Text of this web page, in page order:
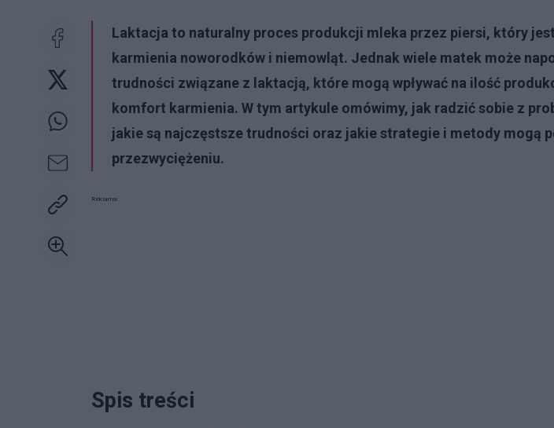
Laktacja to naturalny proces produkcji mleka przez piersi, który
karmienia noworodków i niemowląt. Jednak wiele matek może
trudności związane z laktacją, które mogą wpływać na ilość
komfort karmienia. W tym artykule omówimy, jak radzić sobie z
jakie są najczęstsze trudności oraz jakie strategie i metody mogą
przezwyciężeniu.
Reklama:
Spis treści